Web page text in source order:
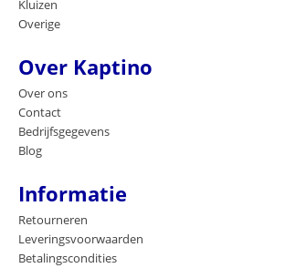
Kluizen
Overige
Over Kaptino
Over ons
Contact
Bedrijfsgegevens
Blog
Informatie
Retourneren
Leveringsvoorwaarden
Betalingscondities